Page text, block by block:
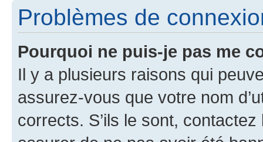
Problèmes de
Pourquoi ne puis-je pas me
Il y a plusieurs raisons qui
assurez-vous que votre nom
corrects. S’ils le sont,